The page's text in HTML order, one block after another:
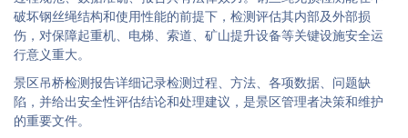
破坏钢丝绳结构和使用性能的前提下，检测评估其内部及外部损
伤，对保障起重机、电梯、索道、矿山提升设备等关键设施安全运
行意义重大。
景区吊桥检测报告详细记录检测过程、方法、各项数据、问题缺
陷，并给出安全性评估结论和处理建议，是景区管理者决策和维护
的重要文件。